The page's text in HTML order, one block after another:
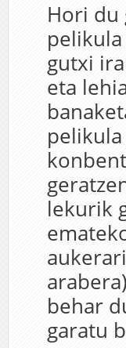
Hori du
gutxi
eta
lekurik
behar
garatu